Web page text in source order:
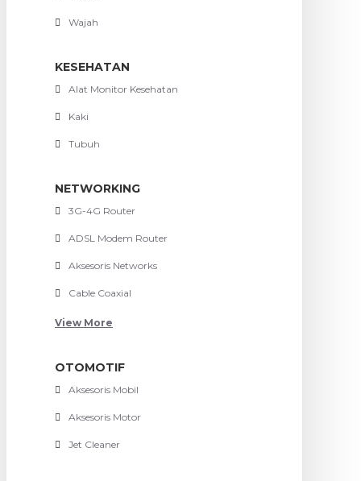
Wajah
KESEHATAN
Alat Monitor Kesehatan
Kaki
Tubuh
NETWORKING
3G-4G Router
ADSL Modem Router
Aksesoris Networks
Cable Coaxial
View More
OTOMOTIF
Aksesoris Mobil
Aksesoris Motor
Jet Cleaner